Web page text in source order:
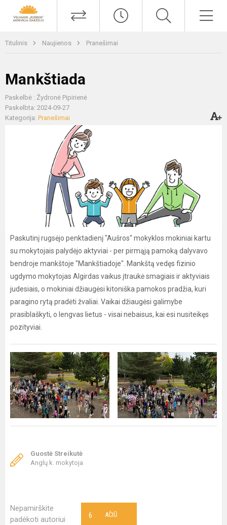
Titulinis Naujienos Pranešimai
Mankštiada
Paskelbė : Žydronė Pipirienė
Paskelbta: 2024-09-27
Kategorija: Pranešimai
Paskutinį rugsėjo penktadienį "Aušros" mokyklos mokiniai kartu
su mokytojais palydėjo aktyviai - per pirmąją pamoką dalyvavo
bendroje mankštoje "Mankštiadoje". Mankštą vedęs fizinio
ugdymo mokytojas Algirdas vaikus įtraukė smagiais ir aktyviais
judesiais, o mokiniai džiaugėsi kitoniška pamokos pradžia, kuri
paragino rytą pradėti žvaliai. Vaikai džiaugėsi galimybe
prasiblaškyti, o lengvas lietus - visai nebaisus, kai esi nusiteikęs
pozityviai.
Guostė Streikutė
Anglų k. mokytoja
Nepamirškite
padėkoti autoriui
AČIŪ
6